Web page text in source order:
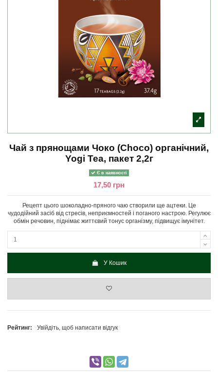
Чай з прянощами Чоко (Choco) органічний,
Yogi Tea, пакет 2,2г
Є в наявності
17,50 грн
Рецепт цього шоколадно-пряного чаю створили ще ацтеки. Це
чудодійний засіб від стресів, неприємностей і поганого настрою. Регулює
обмін речовин, піднімає життєвий тонус організму, підвищує імунітет.
У Кошик
Рейтинг: Увійдіть, щоб написати відгук